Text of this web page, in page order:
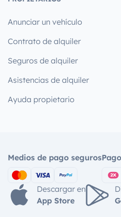
Anunciar un vehículo
Contrato de alquiler
Seguros de alquiler
Asistencias de alquiler
Ayuda propietario
Medios de pago seguros
Descargar en
App Store